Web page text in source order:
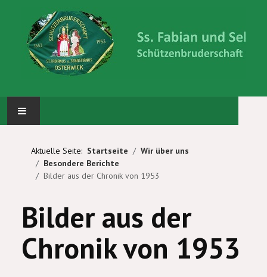
ABTEILUNGEN
WIR ÜBER UNS
BILDERGALERIE
Aktuelle Seite: Startseite
Wir über uns
Besondere Berichte
Bilder aus der Chronik von 1953
Bilder aus der
Chronik von 1953